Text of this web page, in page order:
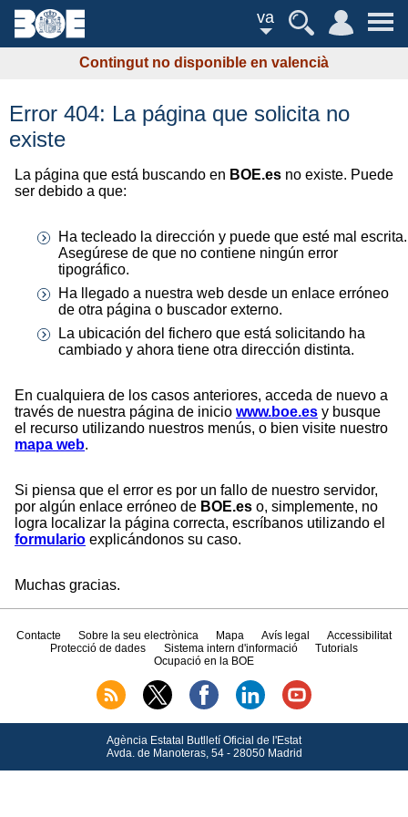
va
Contingut no disponible en valencià
Error 404: La página que solicita no
existe
La página que está buscando en BOE.es no existe. Puede
ser debido a que:
Ha tecleado la dirección y puede que esté mal escrita.
Asegúrese de que no contiene ningún error
tipográfico.
Ha llegado a nuestra web desde un enlace erróneo
de otra página o buscador externo.
La ubicación del fichero que está solicitando ha
cambiado y ahora tiene otra dirección distinta.
En cualquiera de los casos anteriores, acceda de nuevo a
través de nuestra página de inicio www.boe.es y busque
el recurso utilizando nuestros menús, o bien visite nuestro
mapa web.
Si piensa que el error es por un fallo de nuestro servidor,
por algún enlace erróneo de BOE.es o, simplemente, no
logra localizar la página correcta, escríbanos utilizando el
formulario explicándonos su caso.
Muchas gracias.
Contacte Sobre la seu electrònica Mapa Avís legal
Accessibilitat
Protecció de dades
Sistema intern d'informació
Tutorials
Ocupació en la BOE
Agència Estatal Butlletí Oficial de l'Estat
Avda.de Manoteras, 54 - 28050 Madrid